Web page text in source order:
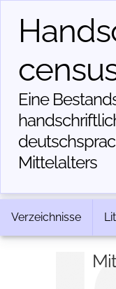
Eine
Mittelalters
Verzeichnisse